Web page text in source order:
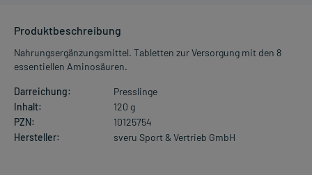
Produktbeschreibung
Nahrungsergänzungsmittel. Tabletten zur Versorgung mit den 8
essentiellen Aminosäuren.
Darreichung:
Presslinge
Inhalt:
120 g
PZN:
10125754
Hersteller:
sveru Sport & Vertrieb GmbH